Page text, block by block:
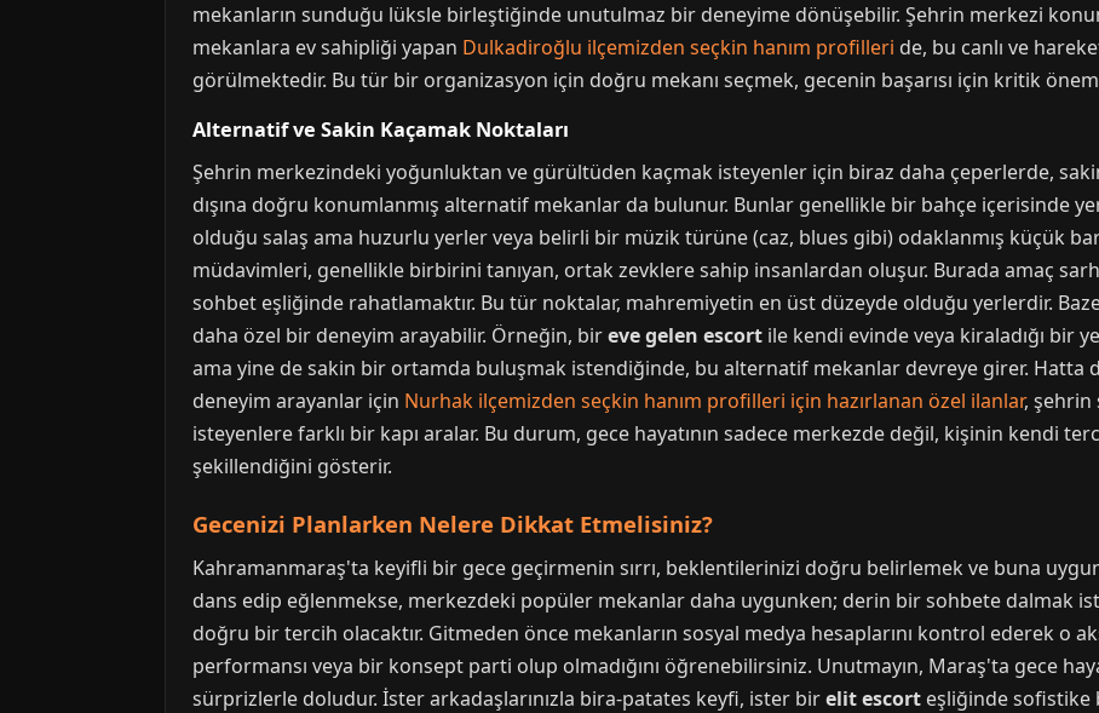
mekanların sunduğu lüksle birleştiğinde unutulmaz bir deneyime dönüşebilir. Şehrin merkezi
mekanlara ev sahipliği yapan Dulkadiroğlu ilçemizden seçkin hanım profilleri de, bu canlı ve
görülmektedir. Bu tür bir organizasyon için doğru mekanı seçmek, gecenin başarısı için kritik
Alternatif ve Sakin Kaçamak Noktaları
Şehrin merkezindeki yoğunluktan ve gürültüden kaçmak isteyenler için biraz daha çeperlerde,
dışına doğru konumlanmış alternatif mekanlar da bulunur. Bunlar genellikle bir bahçe içerisinde
olduğu salaş ama huzurlu yerler veya belirli bir müzik türüne (caz, blues gibi) odaklanmış küçük
müdavimleri, genellikle birbirini tanıyan, ortak zevklere sahip insanlardan oluşur. Burada amaç
sohbet eşliğinde rahatlamaktır. Bu tür noktalar, mahremiyetin en üst düzeyde olduğu yerlerdir.
daha özel bir deneyim arayabilir. Örneğin, bireve gelen escort ile kendi evinde veya kiraladığı bir
ama yine de sakin bir ortamda buluşmak istendiğinde, bu alternatif mekanlar devreye girer. Hatta
deneyim arayanlar için Nurhak ilçemizden seçkin hanım profilleri için hazırlanan özel ilanlar, şehrin
isteyenlere farklı bir kapı aralar. Bu durum, gece hayatının sadece merkezde değil, kişinin kendi
şekillendiğini gösterir.
Gecenizi Planlarken Nelere Dikkat Etmelisiniz?
Kahramanmaraş'ta keyifli bir gece geçirmenin sırrı, beklentilerinizi doğru belirlemek ve buna uygun
dans edip eğlenmekse, merkezdeki popüler mekanlar daha uygunken; derin bir sohbete dalmak
doğru bir tercih olacaktır. Gitmeden önce mekanların sosyal medya hesaplarını kontrol ederek o
performansı veya bir konsept parti olup olmadığını öğrenebilirsiniz. Unutmayın, Maraş'ta gece
sürprizlerle doludur. İster arkadaşlarınızla bira-patates keyfi, ister birelit escort eşliğinde sofistike